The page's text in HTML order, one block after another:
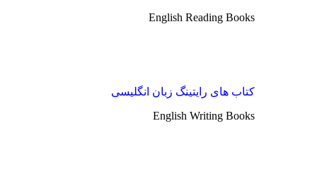
English Reading Books
کتاب های رایتینگ زبان انگلیسی
English Writing Books